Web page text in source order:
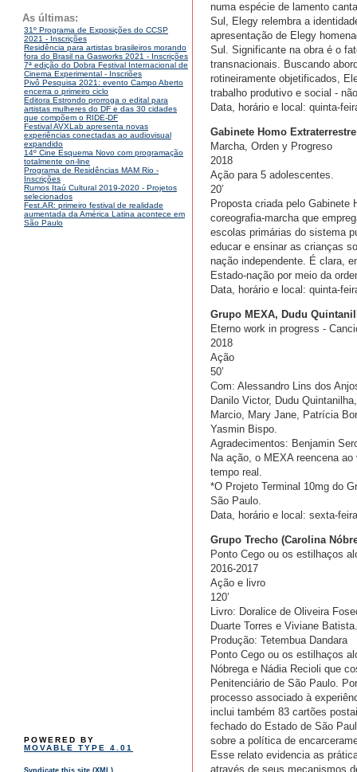
As últimas:
31º Programa de Exposições do CCSP
2021 - Inscrições
Residência para artistas brasileiros morando
fora do Brasil na Gasworks 2021 - Inscrições
7ª edição do Dobra Festival Internacional de
Cinema Experimental - Inscriões
Pivô Pesquisa 2021: evento Campo Aberto
encerra o primeiro ciclo
Editora Estrondo prorroga o edital para
artistas mulheres do DF e das 30 cidades
que compõem o RIDE-DF
Festival AVXLab apresenta novas
experiências conectadas ao audiovisual
expandido
14º Cine Esquema Novo com programação
totalmente on-line
Programa de Residências MAM Rio -
Inscrições
Rumos Itaú Cultural 2019-2020 - Projetos
selecionados
Fest.AR: primeiro festival de realidade
aumentada da América Latina acontece em
São Paulo
POWERED BY
MOVABLE TYPE 4.01
numa espécie de lamento
Sul, Elegy relembra a
apresentação de Elegy
Sul. Significante na obra é o
transnacionais. Buscando
rotineiramente objetificados,
trabalho produtivo e social -
Data, horário e local: quinta-
Gabinete Homo Extraterrestre
Marcha, Orden y Progreso
2018
Ação para 5 adolescentes.
20’
Proposta criada pelo Gabinete
coreografia-marcha que
escolas primárias do sistema
educar e ensinar as crianças
nação independente. É clara,
Estado-nação por meio da
Data, horário e local: quinta-
Grupo MEXA, Dudu
Eterno work in progress -
2018
Ação
50’
Com: Alessandro Lins dos
Danilo Victor, Dudu
Marcio, Mary Jane, Patrícia
Yasmin Bispo.
Agradecimentos: Benjamin
Na ação, o MEXA reencena
tempo real.
*O Projeto Terminal 10mg do
São Paulo.
Data, horário e local: sexta-
Grupo Trecho (Carolina
Ponto Cego ou os estilhaços
2016-2017
Ação e livro
120’
Livro: Doralice de Oliveira
Duarte Torres e Viviane Batista.
Produção: Tetembua Dandara
Ponto Cego ou os estilhaços
Nóbrega e Nádia Recioli que
Penitenciário de São Paulo.
processo associado à
inclui também 83 cartões
fechado do Estado de São
sobre a política de
Esse relato evidencia as
através de seus mecanismos